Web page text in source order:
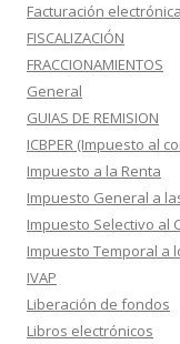
Facturación electrónica
FISCALIZACIÓN
FRACCIONAMIENTOS
General
GUIAS DE REMISION
ICBPER (Impuesto al
Impuesto a la Renta
Impuesto General a
Impuesto Selectivo al
Impuesto Temporal a
IVAP
Liberación de fondos
Libros electrónicos